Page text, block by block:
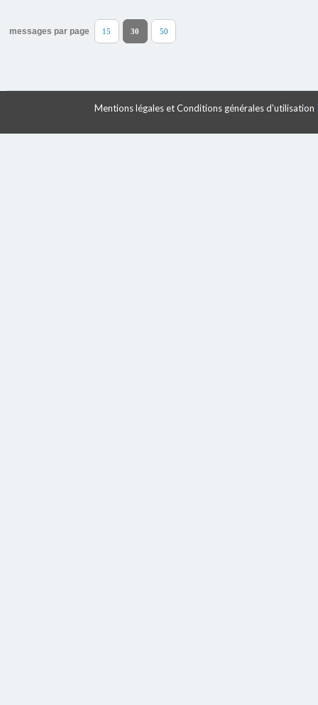
messages par page 15 30 50
Mentions légales et Conditions générales d'utilisation